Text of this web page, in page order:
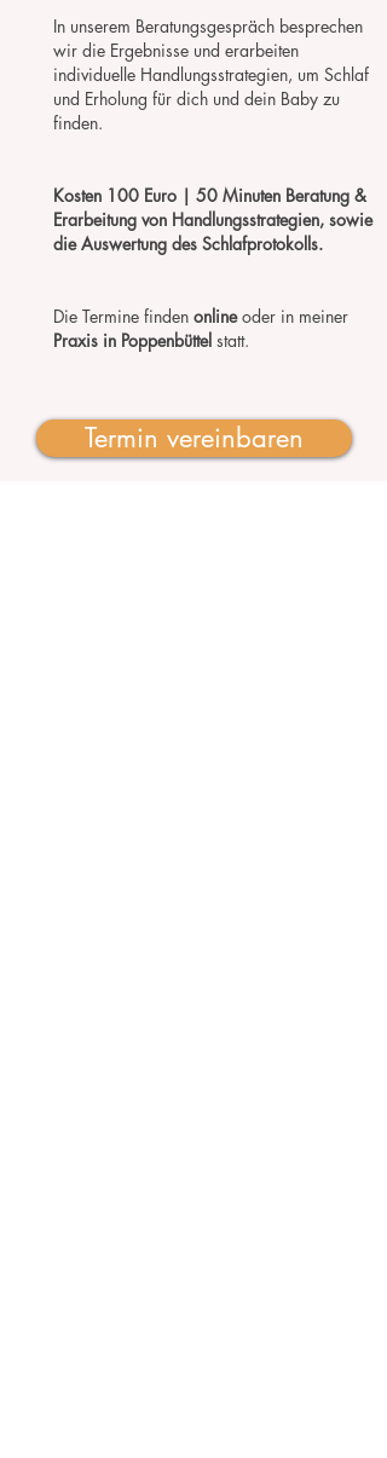
In unserem Beratungsgespräch besprechen
wir die Ergebnisse und erarbeiten
individuelle Handlungsstrategien, um Schlaf
und Erholung für dich und dein Baby zu
finden.
Kosten 100 Euro | 50 Minuten Beratung &
Erarbeitung von Handlungsstrategien, sowie
die Auswertung des Schlafprotokolls.
Die Termine finden onlineoder in meiner
Praxis in Poppenbüttel statt.
Termin vereinbaren